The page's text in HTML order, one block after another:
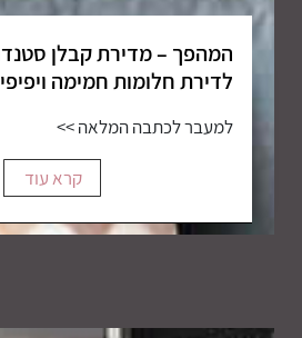
המהפך – מדירת קבלן
לדירת חלומות חמימה
למעבר לכתבה המלאה >>
קרא עוד